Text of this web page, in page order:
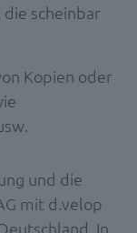
die scheinbar
Kopien oder
und die
mit d.velop
In